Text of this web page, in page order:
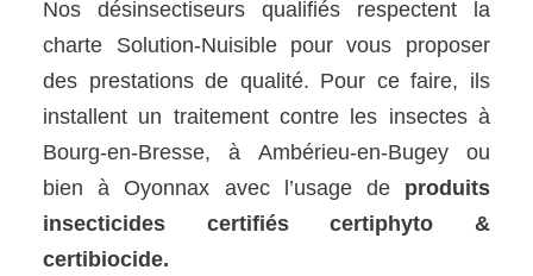
Nos désinsectiseurs qualifiés respectent la
charte Solution-Nuisible pour vous proposer
des prestations de qualité. Pour ce faire, ils
installent un traitement contre les insectes à
Bourg-en-Bresse, à Ambérieu-en-Bugey ou
bien à Oyonnax avec l’usage de produits
insecticides certifiés certiphyto &
certibiocide.